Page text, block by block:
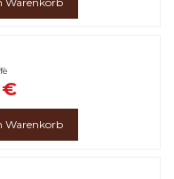
€
Warenkorb